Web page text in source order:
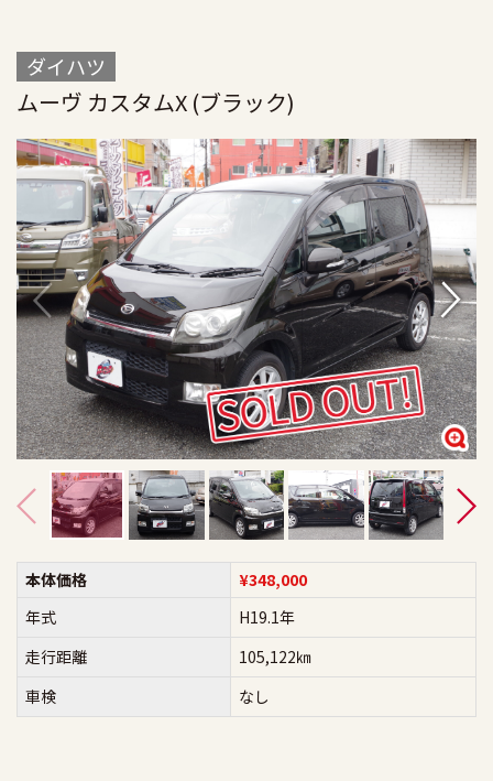
ダイハツ
ムーヴ カスタムX (ブラック)
本体価格
¥348,000
年式
H19.1年
走行距離
105,122㎞
車検
なし